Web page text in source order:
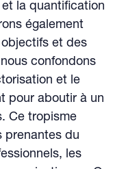
la quantification
également
et des
confondons
et le
pour aboutir à un
Ce tropisme
prenantes du
les